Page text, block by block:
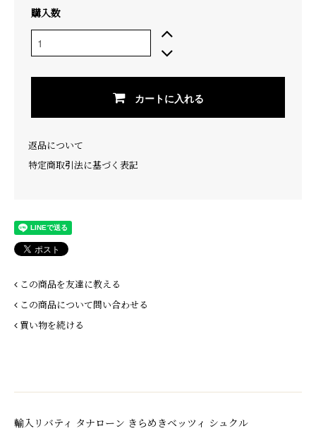
購入数
カートに入れる
返品について
特定商取引法に基づく表記
この商品を友達に教える
この商品について問い合わせる
買い物を続ける
輸入リバティ タナローン きらめきベッツィ シュクル